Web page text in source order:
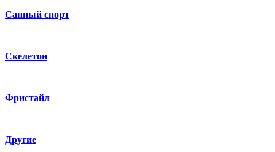
Санный спорт
Скелетон
Фристайл
Другие